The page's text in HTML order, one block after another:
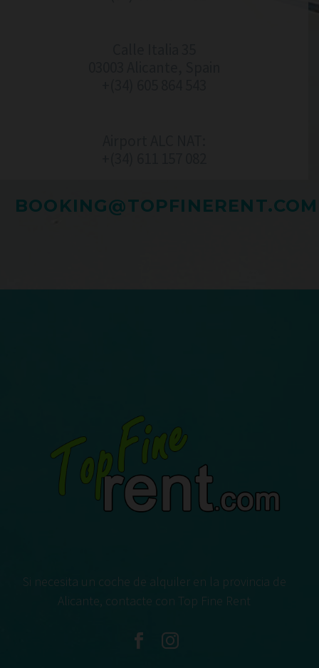
BOOKING@TOPFINERENT.COM
Si necesita un coche de alquiler en la provincia de
Alicante, contacte con Top Fine Rent